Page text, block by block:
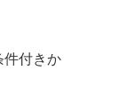
件付きか